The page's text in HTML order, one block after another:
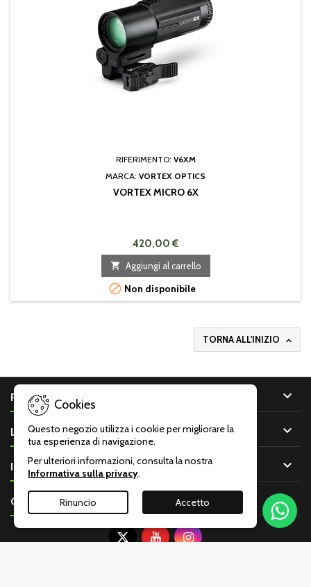
RIFERIMENTO: V6XM
MARCA: VORTEX OPTICS
VORTEX MICRO 6X
420,00 €
 Aggiungi al carrello
 Non disponibile
TORNA ALL'INIZIO 
PRODOTTI 
LA NOSTRA AZIENDA 
IL TUO ACCOUNT 
CONTATTO 
Cookies
Questo negozio utilizza i cookie per migliorare la
tua esperienza di navigazione.
Per ulteriori informazioni, consulta la nostra
Informativa sulla privacy.
Rinuncio Accetto